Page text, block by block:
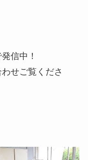
信中！
せご覧くださ